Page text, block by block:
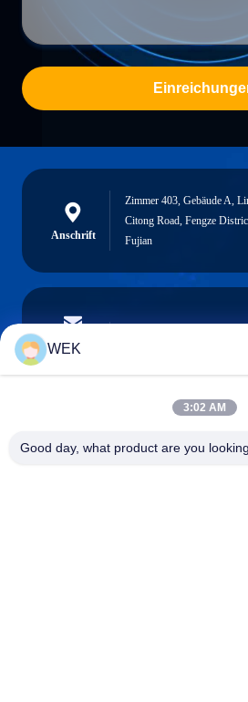
Anschrift
Zimmer 403, Gebäude A,
Citong Road, Fengze
Fujian
E-Mail-Adresse
Telefon
WEK
3:02 AM
Good day, what product are you